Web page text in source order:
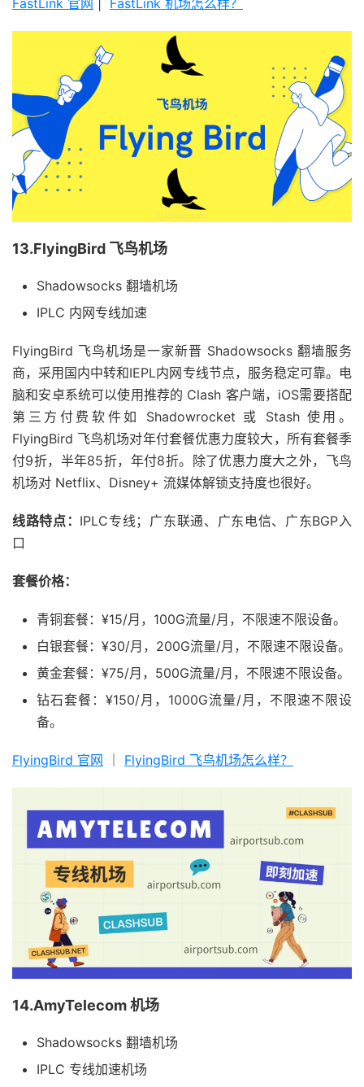
FastLink 官网 FastLink 机场怎么样？
13.FlyingBird 飞鸟机场
Shadowsocks 翻墙机场
IPLC 内网专线加速
FlyingBird 飞鸟机场是一家新晋 Shadowsocks 翻墙服务
商，采用国内中转和IEPL内网专线节点，服务稳定可靠。电
脑和安卓系统可以使用推荐的 Clash 客户端，iOS需要搭配
第三方付费软件如 Shadowrocket 或 Stash 使用。
FlyingBird 飞鸟机场对年付套餐优惠力度较大，所有套餐季
付9折，半年85折，年付8折。除了优惠力度大之外，飞鸟
机场对 Netflix、Disney+ 流媒体解锁支持度也很好。
线路特点： IPLC专线；广东联通、广东电信、广东BGP入
口
套餐价格：
青铜套餐：¥15/月，100G流量/月，不限速不限设备。
白银套餐：¥30/月，200G流量/月，不限速不限设备。
黄金套餐：¥75/月，500G流量/月，不限速不限设备。
钻石套餐：¥150/月，1000G流量/月，不限速不限设
备。
FlyingBird 官网 FlyingBird 飞鸟机场怎么样？
14.AmyTelecom 机场
Shadowsocks 翻墙机场
IPLC 专线加速机场